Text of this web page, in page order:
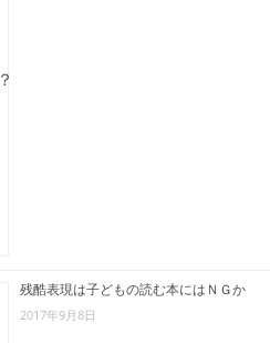
残酷表現は子どもの読む本にはＮＧか
2017年9月8日